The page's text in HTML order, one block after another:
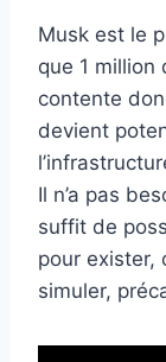
Musk est le
que 1 million
contente
devient
Il n’a pas
suffit de
pour exister,
simuler,